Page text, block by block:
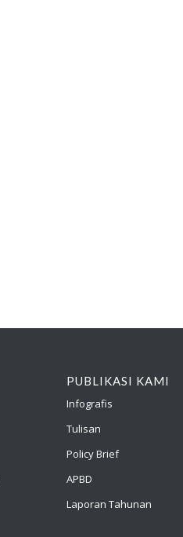
PUBLIKASI KAMI
Infografis
Tulisan
Policy Brief
APBD
Laporan Tahunan